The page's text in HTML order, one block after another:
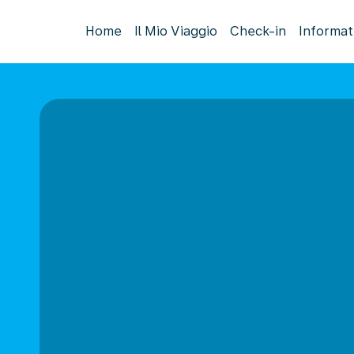
Home Il Mio Viaggio Check-in